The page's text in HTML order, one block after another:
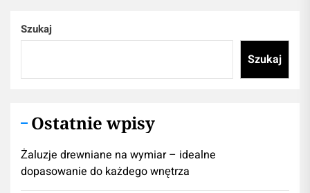
Szukaj
Szukaj
Ostatnie wpisy
Żaluzje drewniane na wymiar – idealne
dopasowanie do każdego wnętrza